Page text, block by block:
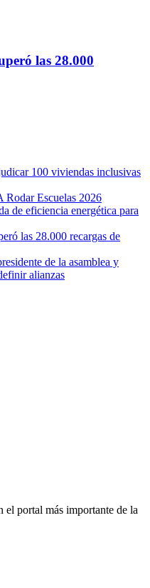
las 28.000
100 viviendas inclusivas
Rodar Escuelas 2026
de eficiencia energética para
las 28.000 recargas de
de la asamblea y
alianzas
el portal más importante de la